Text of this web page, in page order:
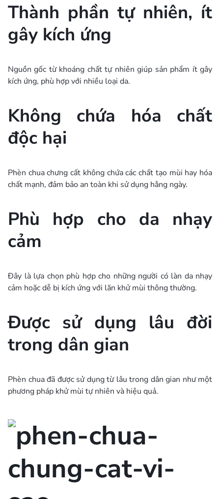
Thành phần tự nhiên, ít
gây kích ứng
Nguồn gốc từ khoáng chất tự nhiên giúp sản phẩm ít gây
kích ứng, phù hợp với nhiều loại da.
Không chứa hóa chất
độc hại
Phèn chua chưng cất không chứa các chất tạo mùi hay hóa
chất mạnh, đảm bảo an toàn khi sử dụng hằng ngày.
Phù hợp cho da nhạy
cảm
Đây là lựa chọn phù hợp cho những người có làn da nhạy
cảm hoặc dễ bị kích ứng với lăn khử mùi thông thường.
Được sử dụng lâu đời
trong dân gian
Phèn chua đã được sử dụng từ lâu trong dân gian như một
phương pháp khử mùi tự nhiên và hiệu quả.